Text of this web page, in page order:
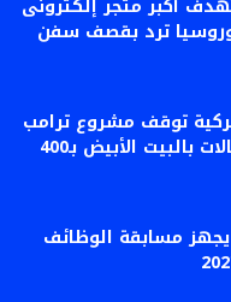
أكبر متجر إلكترونى
ترد بقصف سفن
توقف مشروع ترامب
لإنشاء قاعة احتفالات بالبيت الأبيض بـ400
مسابقة الوظائف